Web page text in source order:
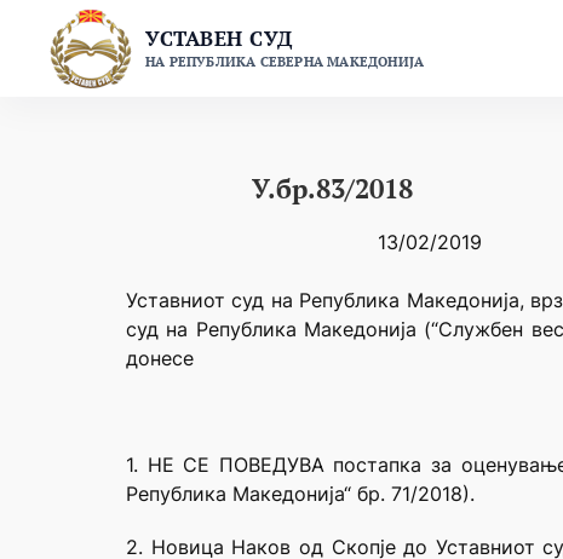
content
УСТАВЕН СУД
НА РЕПУБЛИКА СЕВЕРНА МАКЕДОНИЈА
У.бр.83/2018
13/02/2019
Уставниот суд на Република Македонија,
суд на Република Македонија (“Службен
донесе
1. НЕ СЕ ПОВЕДУВА постапка за
Република Македонија“ бр. 71/2018).
2. Новица Наков од Скопје до Уставниот